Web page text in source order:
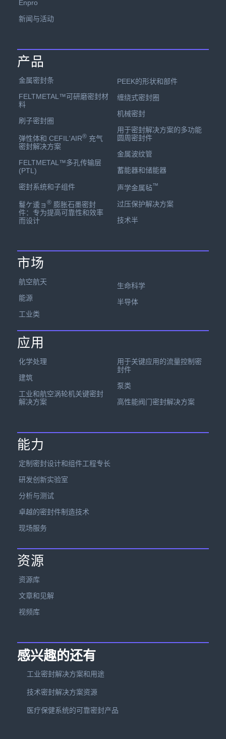
Enpro
新闻与活动
产品
金属密封条
FELTMETAL™可研磨密封材
料
刷子密封圈
弹性体和 CEFIL'AIR®充气
密封解决方案
FELTMETAL™多孔传输层
(PTL)
密封系统和子组件
鬘ケ逶ョ ®膨胀石墨密封
件：专为提高可靠性和效率
而设计
PEEK的形状和部件
缠绕式密封圈
机械密封
用于密封解决方案的多功能
圆周密封件
金属波纹管
蓄能器和储能器
声学金属毡™
过压保护解决方案
技术半
市场
航空航天
能源
工业类
生命科学
半导体
应用
化学处理
建筑
工业和航空涡轮机关键密封
解决方案
用于关键应用的流量控制密
封件
泵类
高性能阀门密封解决方案
能力
定制密封设计和组件工程专长
研发创新实验室
分析与测试
卓越的密封件制造技术
现场服务
资源
资源库
文章和见解
视频库
感兴趣的还有
工业密封解决方案和用途
技术密封解决方案资源
医疗保健系统的可靠密封产品